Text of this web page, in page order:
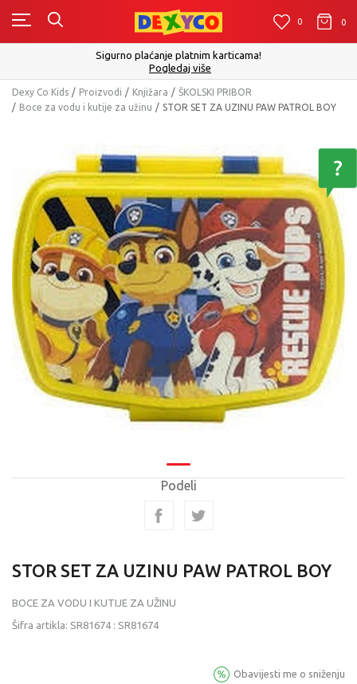
0 0
Sigurno plaćanje platnim karticama!
Pogledaj više
Dexy Co Kids Proizvodi Knjižara
ŠKOLSKI PRIBOR
Boce za vodu i kutije za užinu
STOR SET ZA UZINU PAW PATROL BOY
Podeli
STOR SET ZA UZINU PAW PATROL BOY
BOCE ZA VODU I KUTIJE ZA UŽINU
Šifra artikla: SR81674 : SR81674
Obavijesti me o sniženju